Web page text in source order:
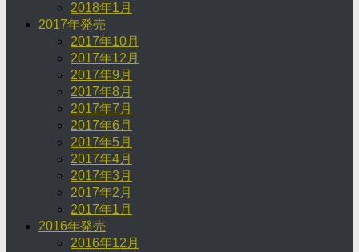
2018年1月
2017年発売
2017年10月
2017年12月
2017年9月
2017年8月
2017年7月
2017年6月
2017年5月
2017年4月
2017年3月
2017年2月
2017年1月
2016年発売
2016年12月